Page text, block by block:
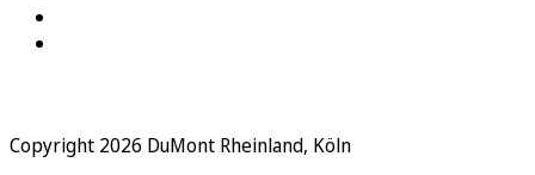
Copyright 2026 DuMont Rheinland, Köln